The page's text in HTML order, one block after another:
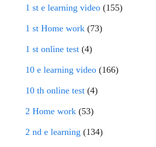
1 st e learning video (155)
1 st Home work (73)
1 st online test (4)
10 e learning video (166)
10 th online test (4)
2 Home work (53)
2 nd e learning (134)